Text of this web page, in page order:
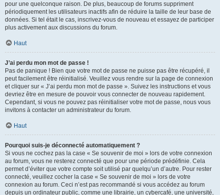
pour une quelconque raison. De plus, beaucoup de forums suppriment
périodiquement les utilisateurs inactifs afin de réduire la taille de leur base de
données. Si tel était le cas, inscrivez-vous de nouveau et essayez de participer
plus activement aux discussions du forum.
Haut
J’ai perdu mon mot de passe !
Pas de panique ! Bien que votre mot de passe ne puisse pas être récupéré, il
peut facilement être réinitialisé. Veuillez vous rendre sur la page de connexion
et cliquer sur « J’ai perdu mon mot de passe ». Suivez les instructions et vous
devriez être en mesure de pouvoir vous connecter de nouveau rapidement.
Cependant, si vous ne pouvez pas réinitialiser votre mot de passe, nous vous
invitons à contacter un administrateur du forum.
Haut
Pourquoi suis-je déconnecté automatiquement ?
Si vous ne cochez pas la case « Se souvenir de moi » lors de votre connexion
au forum, vous ne resterez connecté que pour une période prédéfinie. Cela
permet d’éviter que votre compte soit utilisé par quelqu’un d’autre. Pour rester
connecté, veuillez cocher la case « Se souvenir de moi » lors de votre
connexion au forum. Ceci n’est pas recommandé si vous accédez au forum
depuis un ordinateur public, comme une librairie, un cybercafé, une université,